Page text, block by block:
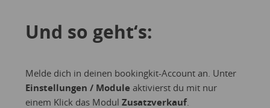
Und so geht‘s:
Melde dich in deinen bookingkit-Account an. Unter
Einstellungen / Moduleaktivierst du mit nur
einem Klick das Modul Zusatzverkauf.